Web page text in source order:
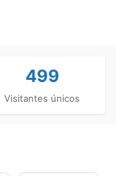
499
Visitantes únicos